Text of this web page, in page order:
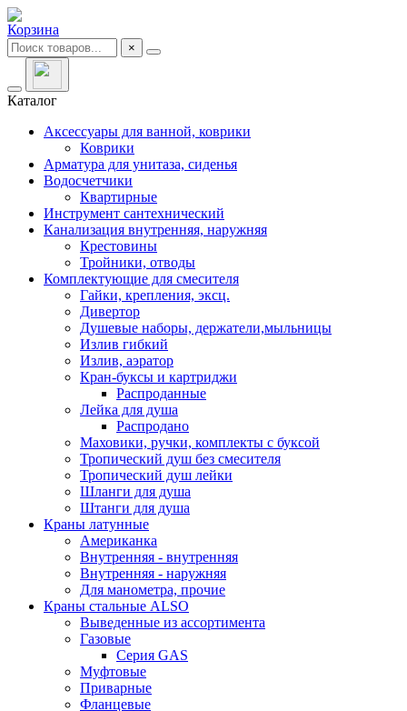
Корзина
×
Каталог
Аксессуары для ванной, коврики
Коврики
Арматура для унитаза, сиденья
Водосчетчики
Квартирные
Инструмент сантехнический
Канализация внутренняя, наружняя
Крестовины
Тройники, отводы
Комплектующие для смесителя
Гайки, крепления, эксц.
Дивертор
Душевые наборы, держатели,мыльницы
Излив гибкий
Излив, аэратор
Кран-буксы и картриджи
Распроданные
Лейка для душа
Распродано
Маховики, ручки, комплекты с буксой
Тропический душ без смесителя
Тропический душ лейки
Шланги для душа
Штанги для душа
Краны латунные
Американка
Внутренняя - внутренняя
Внутренняя - наружняя
Для манометра, прочие
Краны стальные ALSO
Выведенные из ассортимента
Газовые
Серия GAS
Муфтовые
Приварные
Фланцевые